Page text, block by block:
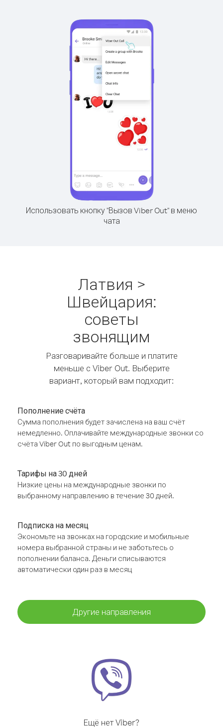
Использовать кнопку "Вызов Viber Out" в меню
чата
Латвия >
Швейцария:
советы
звонящим
Разговаривайте больше и платите
меньше с Viber Out. Выберите
вариант, который вам подходит:
Пополнение счёта
Сумма пополнения будет зачислена на ваш счёт
немедленно. Оплачивайте международные звонки со
счёта Viber Out по выгодным ценам.
Тарифы на 30 дней
Низкие цены на международные звонки по
выбранному направлению в течение 30 дней.
Подписка на месяц
Экономьте на звонках на городские и мобильные
номера выбранной страны и не заботьтесь о
пополнении баланса. Деньги списываются
автоматически один раз в месяц
Другие направления
Ещё нет Viber?